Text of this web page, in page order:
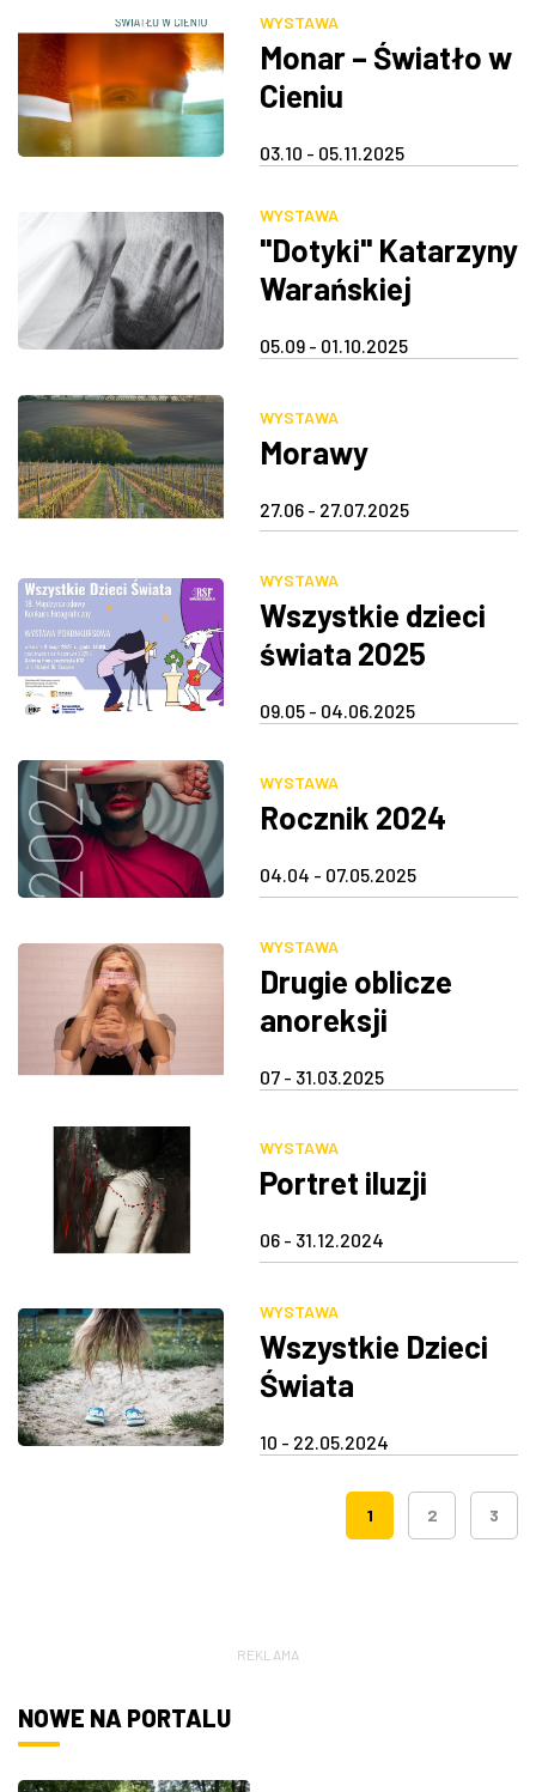
WYSTAWA
Monar – Światło w
Cieniu
03.10 - 05.11.2025
WYSTAWA
"Dotyki" Katarzyny
Warańskiej
05.09 - 01.10.2025
WYSTAWA
Morawy
27.06 - 27.07.2025
WYSTAWA
Wszystkie dzieci
świata 2025
09.05 - 04.06.2025
WYSTAWA
Rocznik 2024
04.04 - 07.05.2025
WYSTAWA
Drugie oblicze
anoreksji
07 - 31.03.2025
WYSTAWA
Portret iluzji
06 - 31.12.2024
WYSTAWA
Wszystkie Dzieci
Świata
10 - 22.05.2024
1 2 3
REKLAMA
NOWE NA PORTALU